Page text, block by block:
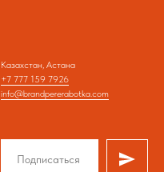
Казахстан, Астана
+7 777 159 7926
info@brandpererabotka.com